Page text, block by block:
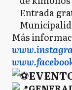
Entrada
Más